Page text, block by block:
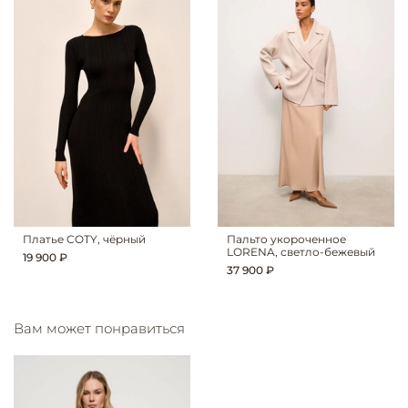
Платье COTY, чёрный
19 900 ₽
Пальто укороченное
LORENA, светло-бежевый
37 900 ₽
Вам может понравиться